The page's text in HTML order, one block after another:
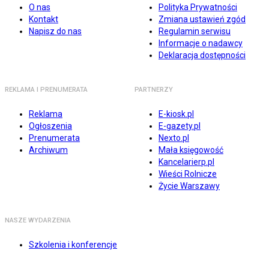
O nas
Kontakt
Napisz do nas
Polityka Prywatności
Zmiana ustawień zgód
Regulamin serwisu
Informacje o nadawcy
Deklaracja dostępności
REKLAMA I PRENUMERATA
Reklama
Ogłoszenia
Prenumerata
Archiwum
PARTNERZY
E-kiosk.pl
E-gazety.pl
Nexto.pl
Mała księgowość
Kancelarierp.pl
Wieści Rolnicze
Życie Warszawy
NASZE WYDARZENIA
Szkolenia i konferencje